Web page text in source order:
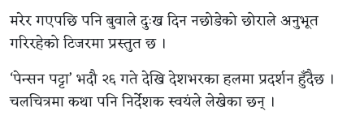
मरेर गएपछि पनि बुवाले दुःख दिन नछोडेको छोराले अनुभूत
गरिरहेको टिजरमा प्रस्तुत छ ।
‘पेन्सन पट्टा’ भदौ २६ गते देखि देशभरका हलमा प्रदर्शन हुँदैछ ।
चलचित्रमा कथा पनि निर्देशक स्वयंले लेखेका छन् ।